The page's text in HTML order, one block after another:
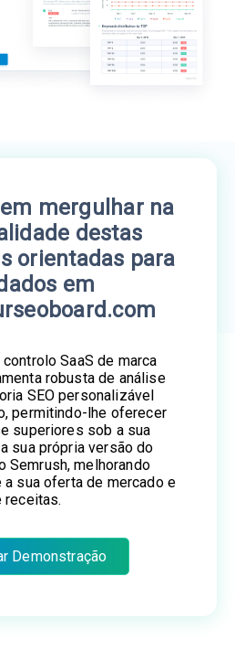
mergulhar na
destas
orientadas para
em
SaaS de marca
robusta de análise
SEO personalizável
permitindo-lhe oferecer
superiores sob a sua
sua própria versão do
Semrush, melhorando
sua oferta de mercado e
receitas.
Demonstração